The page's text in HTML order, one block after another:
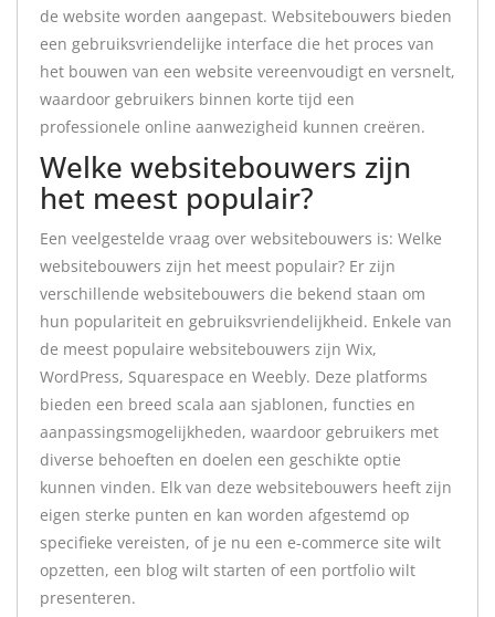
de website worden aangepast. Websitebouwers bieden
een gebruiksvriendelijke interface die het proces van
het bouwen van een website vereenvoudigt en versnelt,
waardoor gebruikers binnen korte tijd een
professionele online aanwezigheid kunnen creëren.
Welke websitebouwers zijn
het meest populair?
Een veelgestelde vraag over websitebouwers is: Welke
websitebouwers zijn het meest populair? Er zijn
verschillende websitebouwers die bekend staan om
hun populariteit en gebruiksvriendelijkheid. Enkele van
de meest populaire websitebouwers zijn Wix,
WordPress, Squarespace en Weebly. Deze platforms
bieden een breed scala aan sjablonen, functies en
aanpassingsmogelijkheden, waardoor gebruikers met
diverse behoeften en doelen een geschikte optie
kunnen vinden. Elk van deze websitebouwers heeft zijn
eigen sterke punten en kan worden afgestemd op
specifieke vereisten, of je nu een e-commerce site wilt
opzetten, een blog wilt starten of een portfolio wilt
presenteren.